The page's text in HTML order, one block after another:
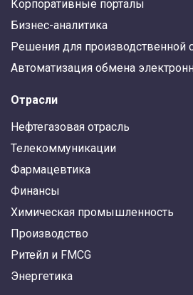
Корпоративные порталы
Бизнес-аналитика
Решения для производственной
Автоматизация обмена
Отрасли
Нефтегазовая отрасль
Телекоммуникации
Фармацевтика
Финансы
Химическая промышленность
Производство
Ритейл и FMCG
Энергетика